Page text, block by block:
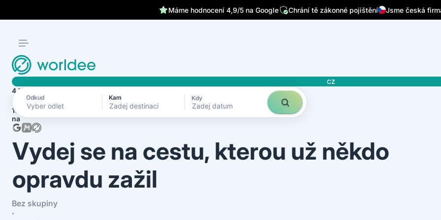
Máme hodnocení 4,9/5 na Google Chrání tě zákonné pojištění Jsme česká
CZ
Odkud Kam Kdy
Zadej datum
4.7
1870+ recenzí
na
Vydej se na cestu, kterou už někdo
opravdu zažil
Bez skupiny
·